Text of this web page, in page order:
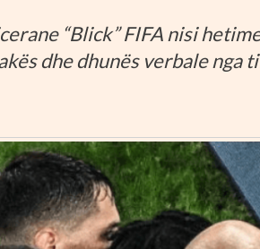
“Blick” FIFA nisi
dhe dhunës verbale nga